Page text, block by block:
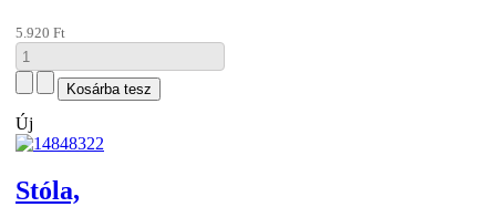
5.920 Ft
Új
Stóla,